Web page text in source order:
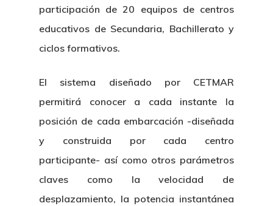
participación de 20 equipos de centros
educativos de Secundaria, Bachillerato y
ciclos formativos.
El sistema diseñado por CETMAR
permitirá conocer a cada instante la
posición de cada embarcación -diseñada
y construida por cada centro
participante- así como otros parámetros
claves como la velocidad de
desplazamiento, la potencia instantánea